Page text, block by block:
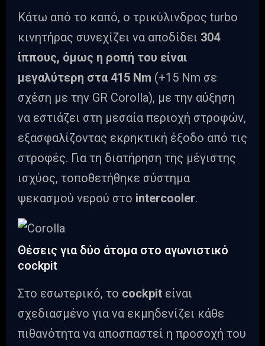
Κάτω από το καπό, ο τρικύλινδρος turbo
κινητήρας συνεχίζει να αποδίδει 304
ίππους, όμως η ροπή του είναι
μεγαλύτερη στα 415 Nm (+15 Nm σε
σχέση με την GR Corolla), με την αύξηση
να εστιάζει στη μεσαία περιοχή στροφών,
εξασφαλίζοντας εκρηκτική έξοδο από τις
στροφές. Για τη διατήρηση της μέγιστης
ισχύος, τοποθετήθηκε σύστημα
ψεκασμού νερού στο intercooler.
Θέσεις για δύο άτομα στο αγωνιστικό
cockpit
Στο εσωτερικό, το cockpit είναι
σχεδιασμένο για να εκμηδενίζει κάθε
πιθανότητα να αποσπαστεί η προσοχή του